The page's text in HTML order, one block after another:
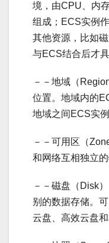
境，由CPU、内
组成；ECS实例
其他资源，比如
与ECS结合后才
－－地域（
位置。地域内的
地域之间ECS实
－－可用区（
和网络互相独立的
－－磁盘（Disk
别的数据存储。
云盘、高效云盘